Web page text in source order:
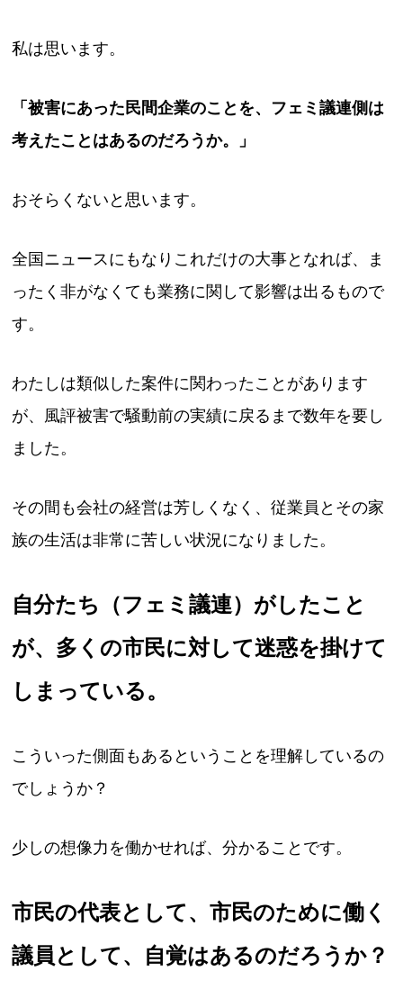
私は思います。
「被害にあった民間企業のことを、フェミ議連側は
考えたことはあるのだろうか。」
おそらくないと思います。
全国ニュースにもなりこれだけの大事となれば、ま
ったく非がなくても業務に関して影響は出るもので
す。
わたしは類似した案件に関わったことがあります
が、風評被害で騒動前の実績に戻るまで数年を要し
ました。
その間も会社の経営は芳しくなく、従業員とその家
族の生活は非常に苦しい状況になりました。
自分たち（フェミ議連）がしたこと
が、多くの市民に対して迷惑を掛けて
しまっている。
こういった側面もあるということを理解しているの
でしょうか？
少しの想像力を働かせれば、分かることです。
市民の代表として、市民のために働く
議員として、自覚はあるのだろうか？